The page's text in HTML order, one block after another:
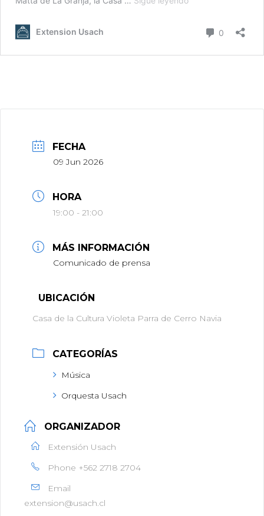
FECHA
09 Jun 2026
HORA
19:00 - 21:00
MÁS INFORMACIÓN
Comunicado de prensa
UBICACIÓN
Casa de la Cultura Violeta Parra de Cerro Navia
CATEGORÍAS
Música
Orquesta Usach
ORGANIZADOR
Extensión Usach
Phone +562 2718 2704
Email
extension@usach.cl